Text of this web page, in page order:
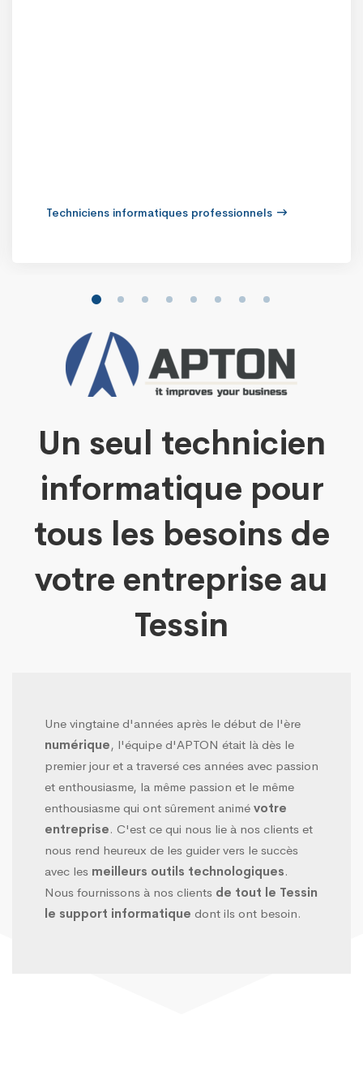
Sécurité informatique
Un seul technicien
informatique pour
tous les besoins de
votre entreprise au
Tessin
Une vingtaine d'années après le début de l'ère
numérique, l'équipe d'APTON était là dès le
premier jour et a traversé ces années avec passion
et enthousiasme, la même passion et le même
enthousiasme qui ont sûrement animé votre
entreprise. C'est ce qui nous lie à nos clients et
nous rend heureux de les guider vers le succès
avec les meilleurs outils technologiques.
Nous fournissons à nos clients de tout le Tessin
le support informatique dont ils ont besoin.